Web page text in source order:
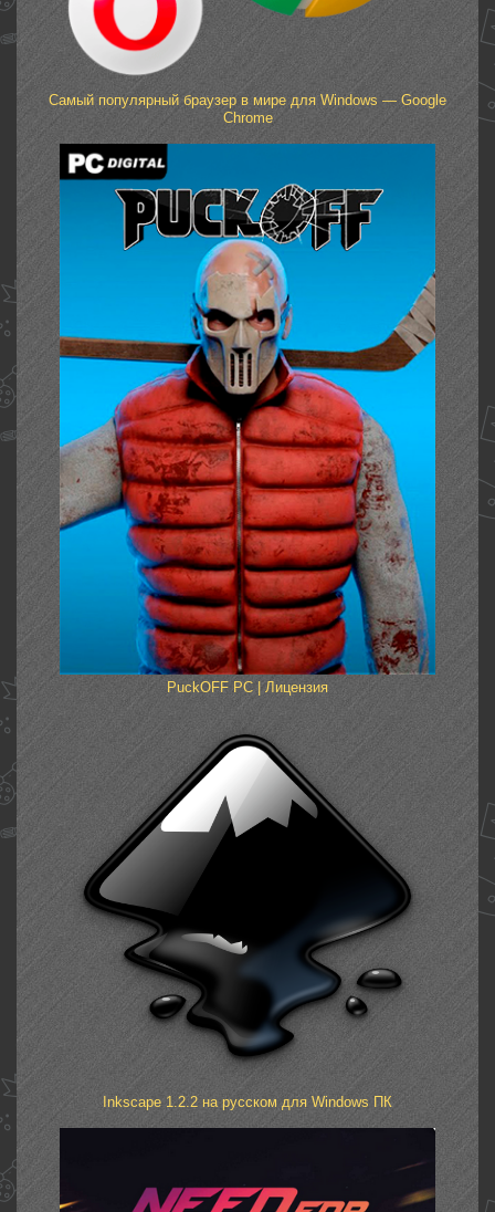
Самый популярный браузер в мире для Windows — Google
Chrome
PuckOFF PC | Лицензия
Inkscape 1.2.2 на русском для Windows ПК